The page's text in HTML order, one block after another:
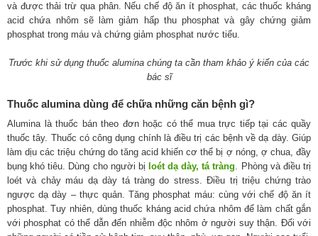
và được thải trừ qua phân. Nếu chế độ ăn ít phosphat, các thuốc kháng
acid chứa nhôm sẽ làm giảm hấp thu phosphat và gây chứng giảm
phosphat trong máu và chứng giảm phosphat nước tiểu.
Trước khi sử dụng thuốc alumina chúng ta cần tham khảo ý kiến của các
bác sĩ
Thuốc alumina dùng để chữa những căn bệnh gì?
Alumina là thuốc bán theo đơn hoặc có thể mua trực tiếp tại các quầy
thuốc tây. Thuốc có công dụng chính là điều trị các bệnh về dạ dày. Giúp
làm dịu các triệu chứng do tăng acid khiến cơ thể bị ợ nóng, ợ chua, đầy
bụng khó tiêu. Dùng cho người bị loét dạ dày, tá tràng. Phòng và điều trị
loét và chảy máu dạ dày tá tràng do stress. Điều trị triệu chứng trào
ngược dạ dày – thực quản. Tăng phosphat máu: cùng với chế độ ăn ít
phosphat. Tuy nhiên, dùng thuốc kháng acid chứa nhôm để làm chất gắn
với phosphat có thể dẫn đến nhiễm độc nhôm ở người suy thận. Đối với